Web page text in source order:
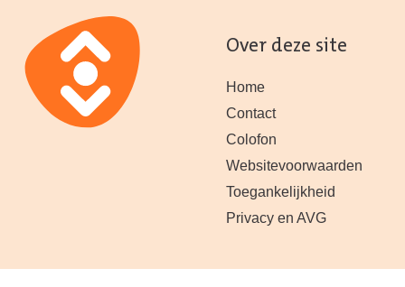
Over deze site
Home
Contact
Colofon
Websitevoorwaarden
Toegankelijkheid
Privacy en AVG